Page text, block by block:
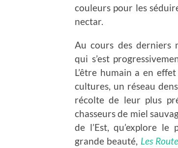
couleurs pour les
nectar.
Au cours des derniers
qui s’est
L’être humain a en
cultures, un réseau
récolte de leur plus
chasseurs de miel
de l’Est, qu’explore
grande beauté, Les